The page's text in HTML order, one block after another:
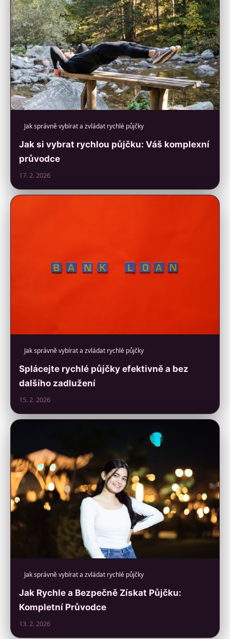
Jak správně vybírat a zvládat rychlé půjčky
Jak si vybrat rychlou půjčku: Váš komplexní
průvodce
17. 2. 2026
Jak správně vybírat a zvládat rychlé půjčky
Splácejte rychlé půjčky efektivně a bez
dalšího zadlužení
15. 2. 2026
Jak správně vybírat a zvládat rychlé půjčky
Jak Rychle a Bezpečně Získat Půjčku:
Kompletní Průvodce
13. 2. 2026